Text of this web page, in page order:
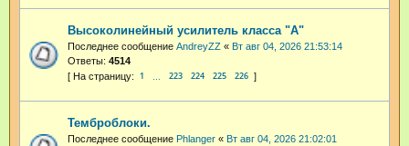
Высоколинейный усилитель класса "А"
Последнее сообщение AndreyZZ « Вт авг 04, 2026 21:53:14
Ответы: 4514
1 223 224 225 226
Темброблоки.
Последнее сообщение Phlanger « Вт авг 04, 2026 21:02:01